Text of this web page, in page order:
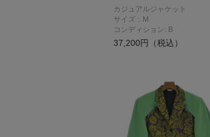
カジュアルジャケット
サイズ：M
コンディション: B
37,200円（税込）